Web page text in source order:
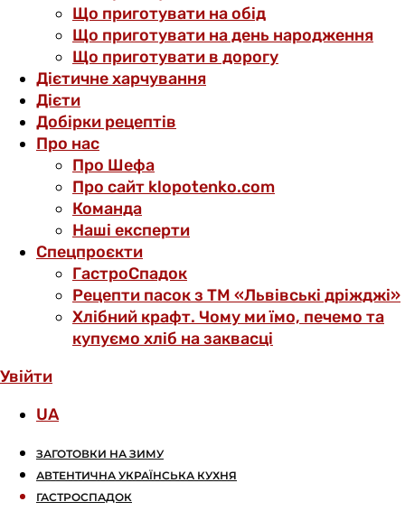
Що приготувати на обід
Що приготувати на день народження
Що приготувати в дорогу
Дієтичне харчування
Дієти
Добірки рецептів
Про нас
Про Шефа
Про сайт klopotenko.com
Команда
Наші експерти
Спецпроєкти
ГастроСпадок
Рецепти пасок з ТМ «Львівські дріжджі»
Хлібний крафт. Чому ми їмо, печемо та
купуємо хліб на заквасці
Увійти
UA
ЗАГОТОВКИ НА ЗИМУ
АВТЕНТИЧНА УКРАЇНСЬКА КУХНЯ
ГАСТРОСПАДОК